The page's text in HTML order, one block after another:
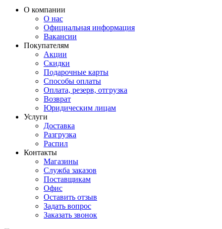
О компании
О нас
Официальная информация
Вакансии
Покупателям
Акции
Скидки
Подарочные карты
Способы оплаты
Оплата, резерв, отгрузка
Возврат
Юридическим лицам
Услуги
Доставка
Разгрузка
Распил
Контакты
Магазины
Служба заказов
Поставщикам
Офис
Оставить отзыв
Задать вопрос
Заказать звонок